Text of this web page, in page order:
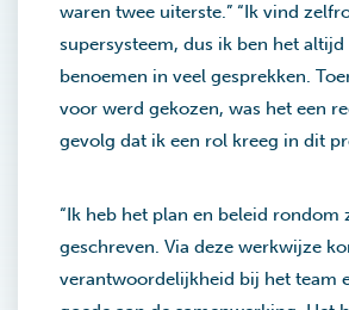
waren twee uiterste.” “Ik vind
supersysteem, dus ik ben het
benoemen in veel gesprekken.
voor werd gekozen, was het een
gevolg dat ik een rol kreeg in dit
“Ik heb het plan en beleid rondom
geschreven. Via deze werkwijze
verantwoordelijkheid bij het team